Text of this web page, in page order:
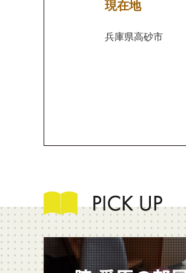
現在地
兵庫県高砂市